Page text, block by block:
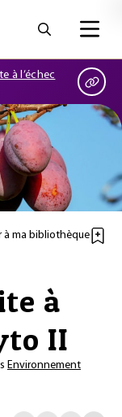
à l’échec
à ma bibliothèque
à
II
Environnement